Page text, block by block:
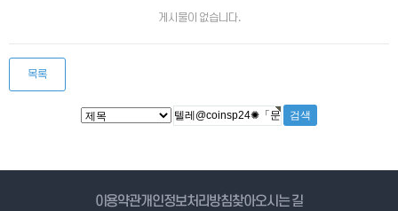
게시물이 없습니다.
목록
이용약관개인정보처리방침찾아오시는 길